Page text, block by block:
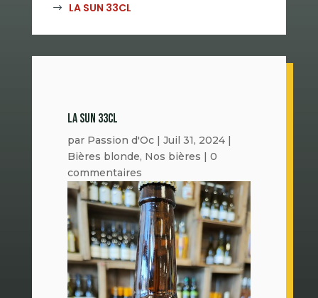
$ LA SUN 33CL
LA SUN 33CL
par Passion d'Oc| Juil 31, 2024|
Bières blonde, Nos bières | 0
commentaires